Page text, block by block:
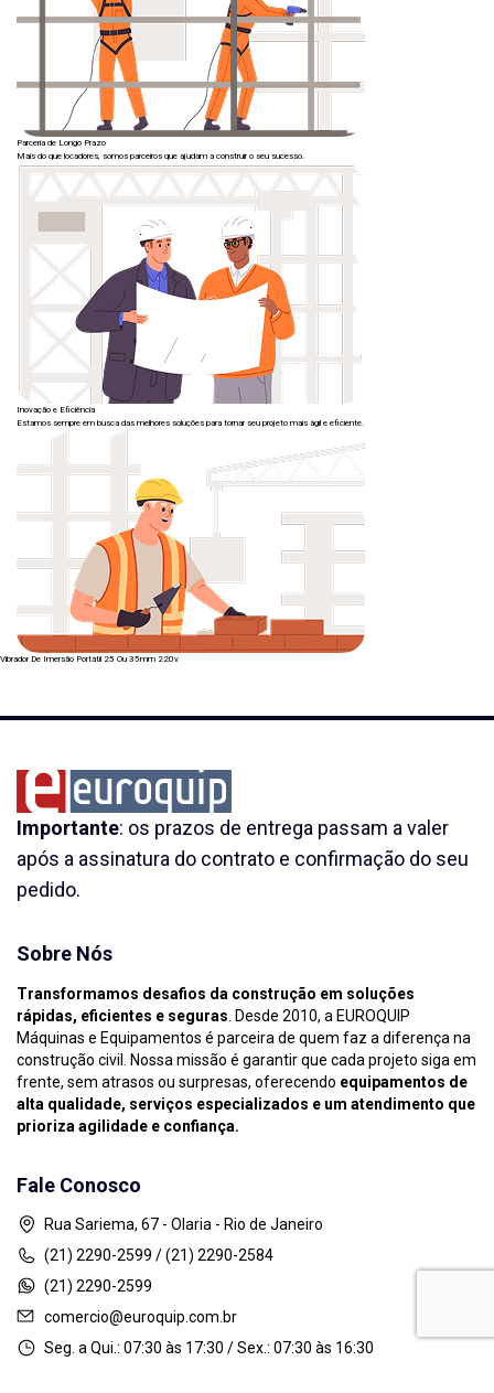
Parceria de Longo Prazo
Mais do que locadores, somos parceiros que ajudam a construir o seu sucesso.
Inovação e Eficiência
Estamos sempre em busca das melhores soluções para tornar seu projeto mais ágil e eficiente.
Vibrador De Imersão Portátil 25 Ou 35mm 220v
Importante: os prazos de entrega passam a valer
após a assinatura do contrato e confirmação do seu
pedido.
Sobre Nós
Transformamos desafios da construção em soluções
rápidas, eficientes e seguras. Desde 2010, a EUROQUIP
Máquinas e Equipamentos é parceira de quem faz a diferença na
construção civil. Nossa missão é garantir que cada projeto siga em
frente, sem atrasos ou surpresas, oferecendo equipamentos de
alta qualidade, serviços especializados e um atendimento que
prioriza agilidade e confiança.
Fale Conosco
Rua Sariema, 67 - Olaria - Rio de Janeiro
(21) 2290-2599 / (21) 2290-2584
(21) 2290-2599
comercio@euroquip.com.br
Seg. a Qui.: 07:30 às 17:30 / Sex.: 07:30 às 16:30